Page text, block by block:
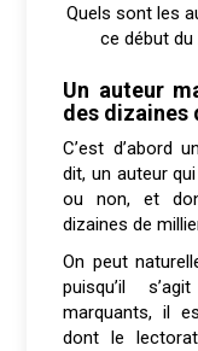
Quels sont les
ce début
Un auteur
des dizaines
C’est d’abord
dit, un auteur
ou non, et
dizaines de
On peut
puisqu’il
marquants, il
dont le